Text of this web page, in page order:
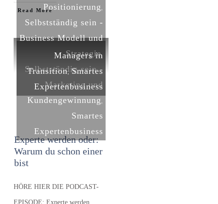
Positionierung
Selbstständig sein -
Business Modell und
Strategie,
Selbstständig sein -
Marketing und
Kundengewinnung
Smartes
Expertenbusiness
​Read More
Managers in
Transition,Smartes
Expertenbusiness
Experte werden oder:
Warum du schon einer
bist
HÖRE HIER DIE PODCAST-
EPISODE: Experte werden